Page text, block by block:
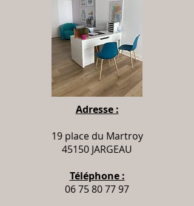
Adresse :
19 place du Martroy
45150 JARGEAU
Téléphone :
06 75 80 77 97